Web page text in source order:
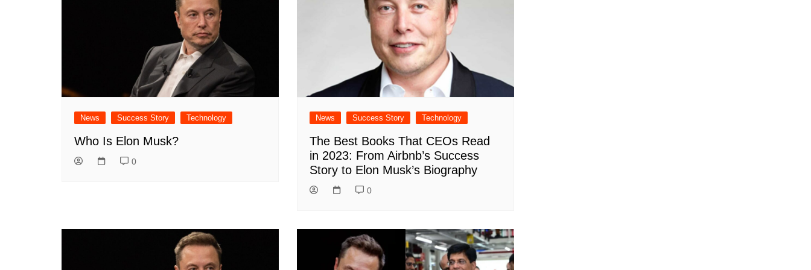
News Success Story Technology
Who Is Elon Musk?
0
News Success Story Technology
The Best Books That CEOs Read
in 2023: From Airbnb’s Success
Story to Elon Musk’s Biography
0